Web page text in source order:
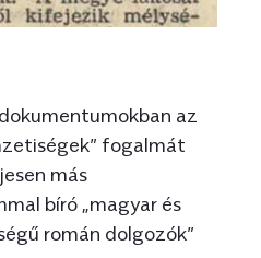
az
fogalmát
más
bíró „magyar és
román dolgozók”